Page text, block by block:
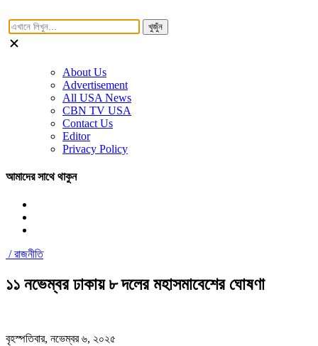
খুজুঁন
About Us
Advertisement
All USA News
CBN TV USA
Contact Us
Editor
Privacy Policy
আমাদের সাথে থাকুন
/রাজনীতি
১১ নভেম্বর ঢাকায় ৮ দলের মহাসমাবেশের ঘোষণা
বৃহস্পতিবার, নভেম্বর ৬, ২০২৫